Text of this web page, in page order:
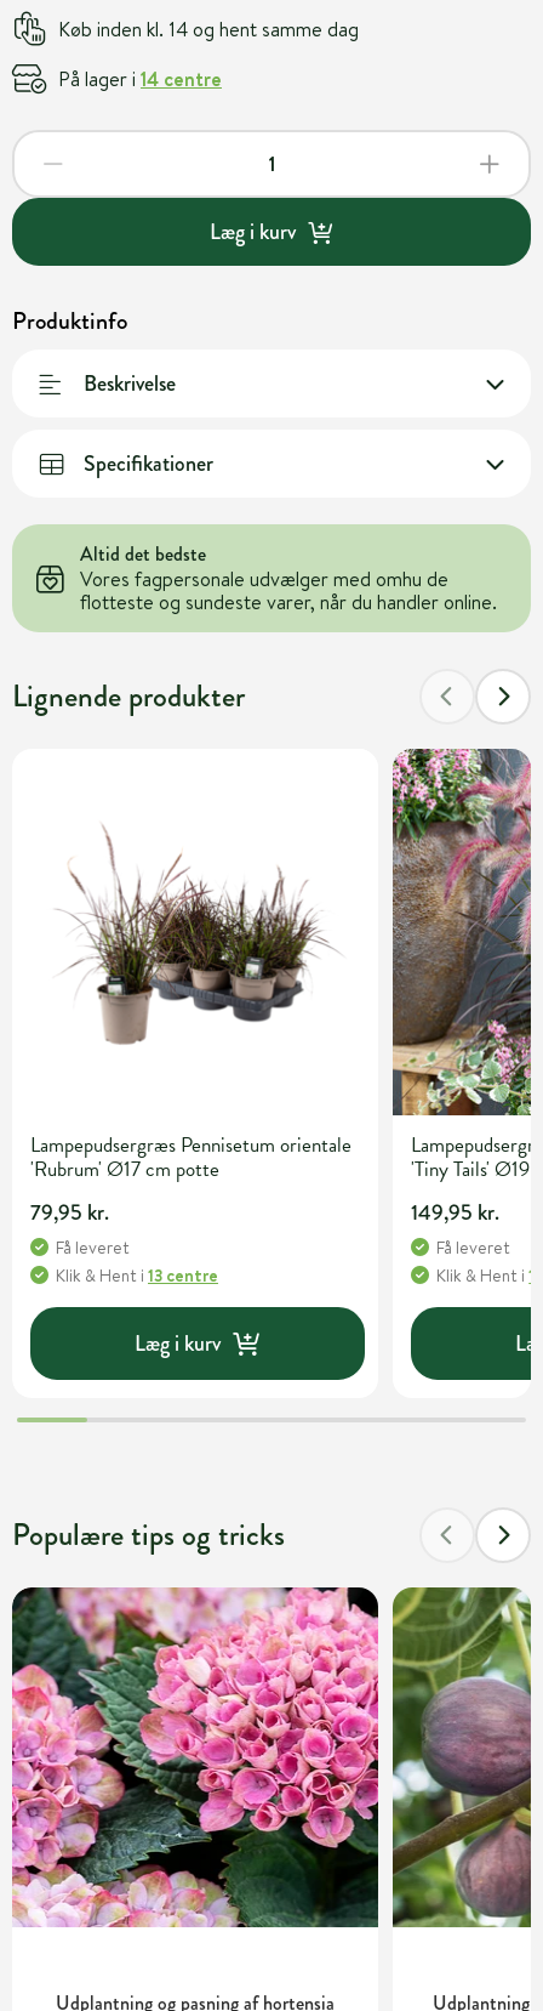
Køb inden kl. 14 og hent samme dag
På lager i 14 centre
Læg i kurv
Produktinfo
Beskrivelse
Specifikationer
Altid det bedste
Vores fagpersonale udvælger med omhu de
flotteste og sundeste varer, når du handler online.
Lignende produkter
Lampepudsergræs Pennisetum orientale
'Rubrum' Ø17 cm potte
79,95 kr.
Få leveret
Klik & Hent i 13 centre
Læg i kurv
'Tiny Tails' Ø19
149,95 kr.
Få leveret
Klik & Hent i
Populære tips og tricks
Udplantning og pasning af hortensia Udplantning